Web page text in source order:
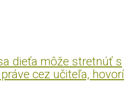
dieťa môže stretnúť s
cez učiteľa, hovorí